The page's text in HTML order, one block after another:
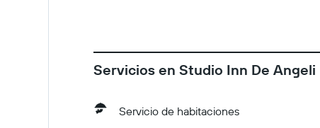
Servicios en Studio Inn De Angeli
Servicio de habitaciones